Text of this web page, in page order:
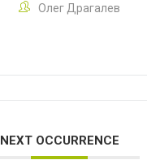
Олег Драгалев
NEXT OCCURRENCE